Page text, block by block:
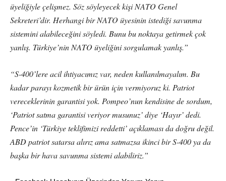
üyeliğiyle çelişmez. Söz söyleyecek kişi NATO Genel
Sekreteri’dir. Herhangi bir NATO üyesinin istediği savunma
sistemini alabileceğini söyledi. Bunu bu noktaya getirmek çok
yanlış. Türkiye’nin NATO üyeliğini sorgulamak yanlış.”
“S-400’lere acil ihtiyacımız var, neden kullanılmayalım. Bu
kadar parayı kozmetik bir ürün için vermiyoruz ki. Patriot
vereceklerinin garantisi yok. Pompeo’nun kendisine de sordum,
‘Patriot satma garantisi veriyor musunuz’ diye ‘Hayır’ dedi.
Pence’in ‘Türkiye teklifimizi reddetti’ açıklaması da doğru değil.
ABD patriot satarsa alırız ama satmazsa ikinci bir S-400 ya da
başka bir hava savunma sistemi alabiliriz.”